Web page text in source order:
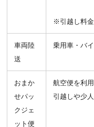
※引越し料金
車両陸
送
乗用車・バ
おまか
せパッ
クジェ
ット便
航空便を利
引越しや少